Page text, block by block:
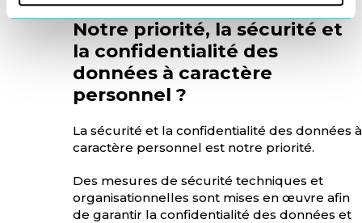
Notre priorité, la sécurité et
la confidentialité des
données à caractère
personnel ?
La sécurité et la confidentialité des données à
caractère personnel est notre priorité.
Des mesures de sécurité techniques et
organisationnelles sont mises en œuvre afin
de garantir la confidentialité des données et